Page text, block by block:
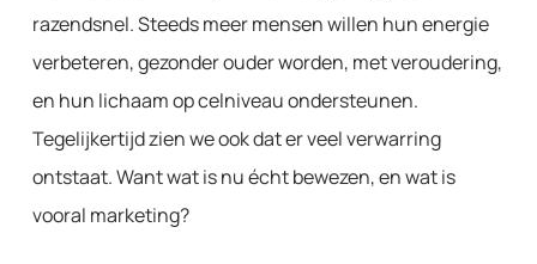
razendsnel. Steeds meer mensen willen hun energie
verbeteren, gezonder ouder worden, met veroudering,
en hun lichaam op celniveau ondersteunen.
Tegelijkertijd zien we ook dat er veel verwarring
ontstaat. Want wat is nu écht bewezen, en wat is
vooral marketing?